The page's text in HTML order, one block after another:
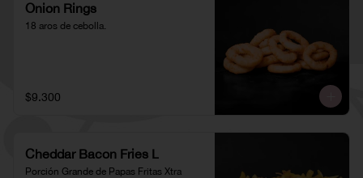
Onion Rings
18 aros de cebolla.
$9.300
Cheddar Bacon Fries L
Porción Grande de Papas Fritas Xtra